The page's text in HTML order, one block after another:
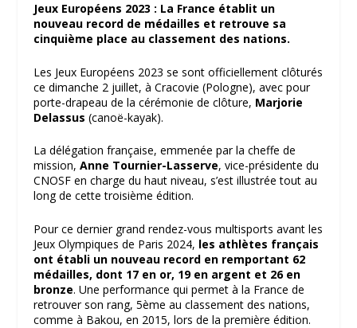
Jeux Européens 2023 : La France établit un
nouveau record de médailles et retrouve sa
cinquième place au classement des nations.
Les Jeux Européens 2023 se sont officiellement clôturés
ce dimanche 2 juillet, à Cracovie (Pologne), avec pour
porte-drapeau de la cérémonie de clôture, Marjorie
Delassus (canoë-kayak).
La délégation française, emmenée par la cheffe de
mission,Anne Tournier-Lasserve, vice-présidente du
CNOSF en charge du haut niveau, s’est illustrée tout au
long de cette troisième édition.
Pour ce dernier grand rendez-vous multisports avant les
Jeux Olympiques de Paris 2024, les athlètes français
ont établi un nouveau record en remportant 62
médailles, dont 17 en or, 19 en argent et 26 en
bronze. Une performance qui permet à la France de
retrouver son rang, 5ème au classement des nations,
comme à Bakou, en 2015, lors de la première édition.